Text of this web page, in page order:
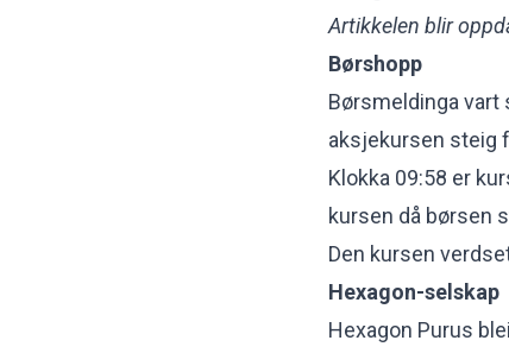
Artikkelen blir
Børshopp
Børsmeldinga vart
aksjekursen steig
Klokka 09:58 er
kursen då børsen
Den kursen
Hexagon-selskap
Hexagon Purus